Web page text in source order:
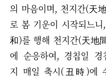
의 마음이며, 천지간(天
로 봄 기운이 시작되느
和)를 행해 천지간(天地
에 순응하여, 경칩일
지 매일 축시(丑時)에